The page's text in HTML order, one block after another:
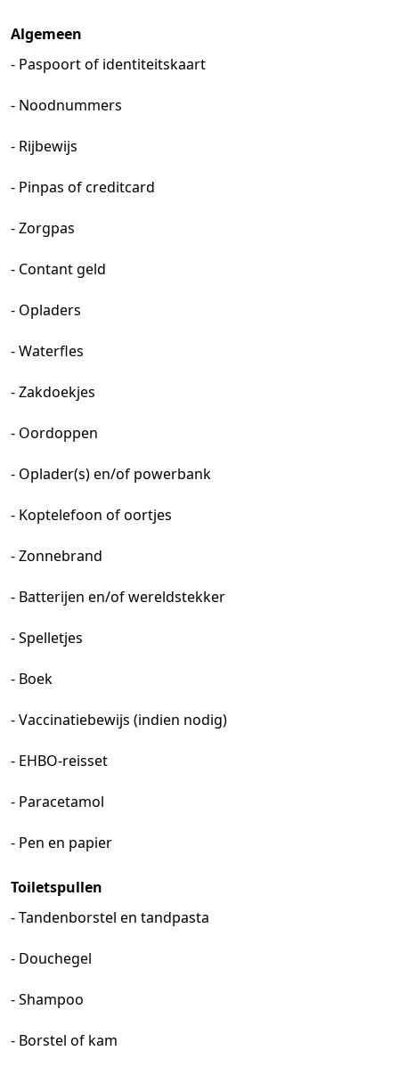
Algemeen
- Paspoort of identiteitskaart
- Noodnummers
- Rijbewijs
- Pinpas of creditcard
- Zorgpas
- Contant geld
- Opladers
- Waterfles
- Zakdoekjes
- Oordoppen
- Oplader(s) en/of powerbank
- Koptelefoon of oortjes
- Zonnebrand
- Batterijen en/of wereldstekker
- Spelletjes
- Boek
- Vaccinatiebewijs (indien nodig)
- EHBO-reisset
- Paracetamol
- Pen en papier
Toiletspullen
- Tandenborstel en tandpasta
- Douchegel
- Shampoo
- Borstel of kam